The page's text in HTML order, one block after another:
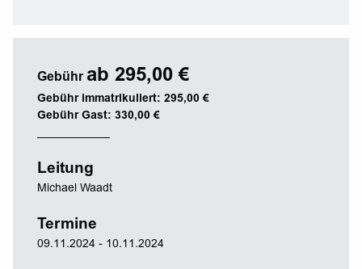
Gebühr ab 295,00 €
Gebühr immatrikuliert: 295,00 €
Gebühr Gast: 330,00 €
Leitung
Michael Waadt
Termine
09.11.2024 - 10.11.2024